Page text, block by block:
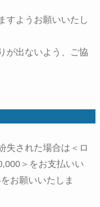
すようお願いいたし
が出ないよう、ご協
失された場合は＜ロ
＞をお支払いい
お願いいたしま